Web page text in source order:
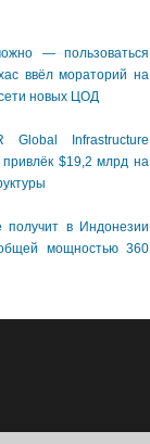
— пользоваться
ввёл мораторий на
новых ЦОД
Global Infrastructure
привлёк $19,2 млрд на
получит в Индонезии
мощностью 360